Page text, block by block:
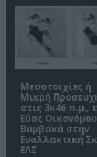
Μεσοτοιχίες ή
Μικρή
στις 3κ46 π.μ.,
Εύας
Βαμβακά στην
Εναλλακτική
ΕΛΣ